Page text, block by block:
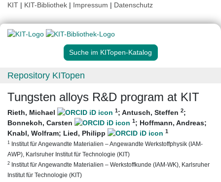
KIT | KIT-Bibliothek | Impressum | Datenschutz
Suche im KITopen-Katalog
Repository KITopen
Tungsten alloys R&D program at KIT
Rieth, Michael 1; Antusch, Steffen 2;
Bonnekoh, Carsten
1; Hoffmann, Andreas;
Knabl, Wolfram; Lied, Philipp 1
1 Institut für Angewandte Materialien – Angewandte Werkstoffphysik (IAM-
AWP), Karlsruher Institut für Technologie (KIT)
2 Institut für Angewandte Materialien – Werkstoffkunde (IAM-WK), Karlsruher
Institut für Technologie (KIT)